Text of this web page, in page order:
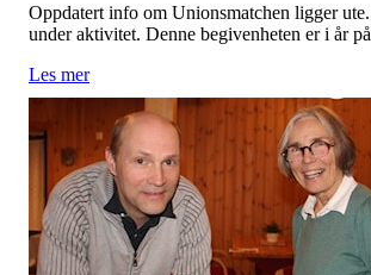
Oppdatert info om Unionsmatchen ligger
under aktivitet. Denne begivenheten er i år
Les mer